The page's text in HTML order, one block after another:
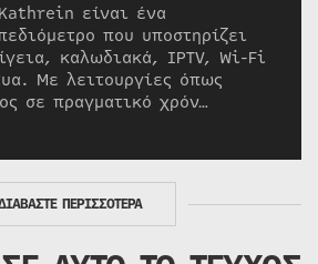
είναι ένα
που υποστηρίζει
καλωδιακά, IPTV, Wi-Fi
Με λειτουργίες όπως
σε πραγματικό χρόν…
ΠΕΡΙΣΣΟΤΕΡΑ